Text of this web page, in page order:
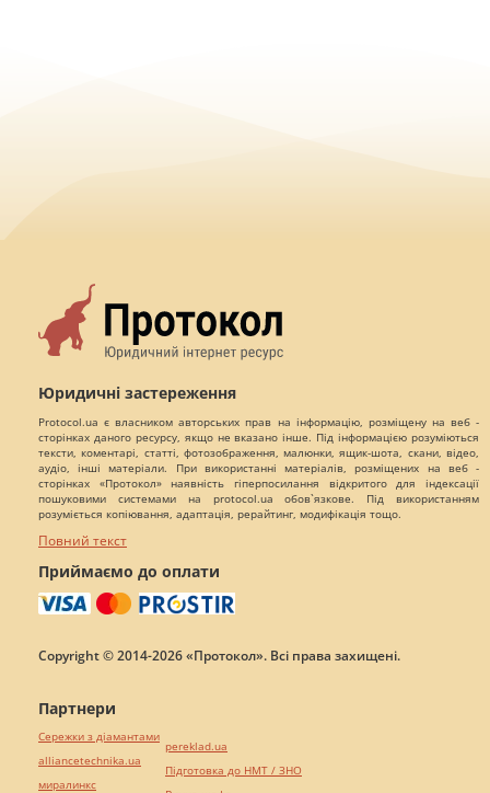
Юридичні застереження
Protocol.ua є власником авторських прав на інформацію, розміщену на веб -
сторінках даного ресурсу, якщо не вказано інше. Під інформацією розуміються
тексти, коментарі, статті, фотозображення, малюнки, ящик-шота, скани, відео,
аудіо, інші матеріали. При використанні матеріалів, розміщених на веб -
сторінках «Протокол» наявність гіперпосилання відкритого для індексації
пошуковими системами на protocol.ua обов`язкове. Під використанням
розуміється копіювання, адаптація, рерайтинг, модифікація тощо.
Повний текст
Приймаємо до оплати
Copyright © 2014-2026 «Протокол». Всі права захищені.
Партнери
Сережки з діамантами
alliancetechnika.ua
миралинкс
pereklad.ua
Підготовка до НМТ / ЗНО